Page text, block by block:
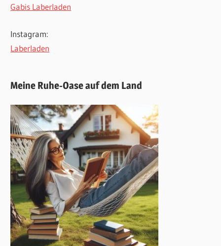
Gabis Laberladen
Instagram:
Laberladen
Meine Ruhe-Oase auf dem Land